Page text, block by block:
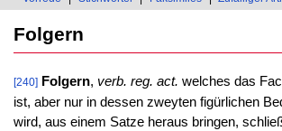
Folgern
[240] Folgern, verb. reg. act. welches das
ist, aber nur in dessen zweyten figürlichen
wird, aus einem Satze heraus bringen,